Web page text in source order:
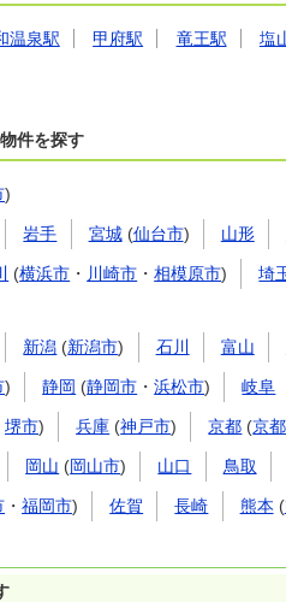
温泉駅 甲府駅 竜王駅 塩
件を探す
)
岩手 宮城(仙台市) 山形
(横浜市 ・ 川崎市 ・相模原市) 埼
新潟 (新潟市) 石川 富山
) 静岡 (静岡市 ・浜松市) 岐阜
堺市) 兵庫 (神戸市) 京都 (京
岡山 (岡山市) 山口 鳥取
・ 福岡市) 佐賀 長崎 熊本 (